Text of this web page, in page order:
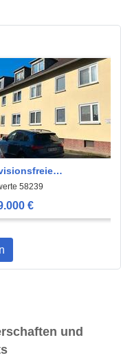
in
Westhofen
58239
€
und